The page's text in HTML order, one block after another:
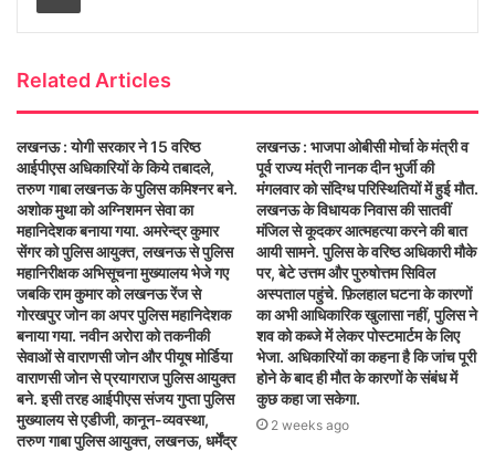
o
Related Articles
लखनऊ : योगी सरकार ने 15 वरिष्ठ
आईपीएस अधिकारियों के किये तबादले,
तरुण गाबा लखनऊ के पुलिस कमिश्नर बने.
अशोक मुथा को अग्निशमन सेवा का
महानिदेशक बनाया गया. अमरेन्द्र कुमार
सेंगर को पुलिस आयुक्त, लखनऊ से पुलिस
महानिरीक्षक अभिसूचना मुख्यालय भेजे गए
जबकि राम कुमार को लखनऊ रेंज से
गोरखपुर जोन का अपर पुलिस महानिदेशक
बनाया गया. नवीन अरोरा को तकनीकी
सेवाओं से वाराणसी जोन और पीयूष मोर्डिया
वाराणसी जोन से प्रयागराज पुलिस आयुक्त
बने. इसी तरह आईपीएस संजय गुप्ता पुलिस
मुख्यालय से एडीजी, कानून-व्यवस्था,
तरुण गाबा पुलिस आयुक्त, लखनऊ, धर्मेंद्र
लखनऊ : भाजपा ओबीसी मोर्चा के मंत्री व
पूर्व राज्य मंत्री नानक दीन भुर्जी की
मंगलवार को संदिग्ध परिस्थितियों में हुई मौत.
लखनऊ के विधायक निवास की सातवीं
मंजिल से कूदकर आत्महत्या करने की बात
आयी सामने. पुलिस के वरिष्ठ अधिकारी मौके
पर, बेटे उत्तम और पुरुषोत्तम सिविल
अस्पताल पहुंचे. फ़िलहाल घटना के कारणों
का अभी आधिकारिक खुलासा नहीं, पुलिस ने
शव को कब्जे में लेकर पोस्टमार्टम के लिए
भेजा. अधिकारियों का कहना है कि जांच पूरी
होने के बाद ही मौत के कारणों के संबंध में
कुछ कहा जा सकेगा.
2 weeks ago